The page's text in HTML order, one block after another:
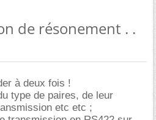
de résonement . .
à deux fois !
type de paires, de leur
etc etc ;